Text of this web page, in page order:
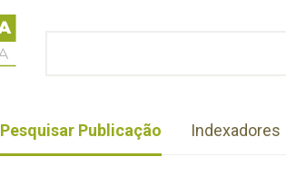
Pesquisar Publicação Indexadores